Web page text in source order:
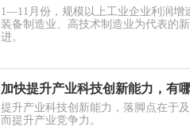
1—11月份，规模以上工业企业利润增
装备制造业、高技术制造业为代表的
进。
加快提升产业科技创新能力，有
提升产业科技创新能力，落脚点在于
而提升产业竞争力。